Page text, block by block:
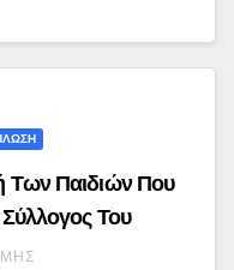
Των Παιδιών Που
Του
Για Παιδιά…